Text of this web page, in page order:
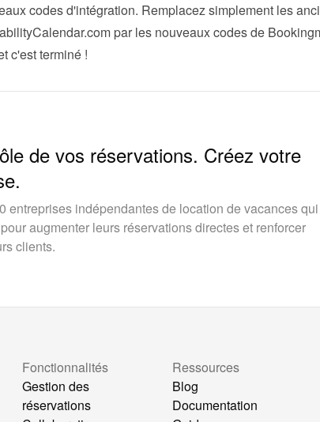
codes d'intégration. Remplacez simplement les
par les nouveaux codes de
c'est terminé !
de vos réservations. Créez votre
entreprises indépendantes de location de vacances qui
augmenter leurs réservations directes et renforcer
clients.
Fonctionnalités
Gestion des
réservations
Ressources
Blog
Documentation